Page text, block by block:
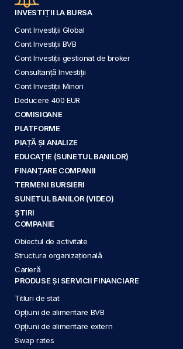
INVESTIȚII LA BURSA
Cont Investiții Global
Cont Investiții BVB
Cont Investiții gestionat de broker
Consultanță Investiții
Cont Investiții Minori
Deducere 400 EUR
COMISIOANE
PLATFORME
PIAȚĂ ȘI ANALIZE
EDUCAȚIE (SUNETUL BANILOR)
FINANȚARE COMPANII
TERMENI BURSIERI
SUNETUL BANILOR (VIDEO)
ȘTIRI
COMPANIE
Obiectul de activitate
Structura organizațională
Carieră
PRODUSE ȘI SERVICII FINANCIARE
Titluri de stat
Opțiuni de alimentare BVB
Opțiuni de alimentare extern
Swap rates